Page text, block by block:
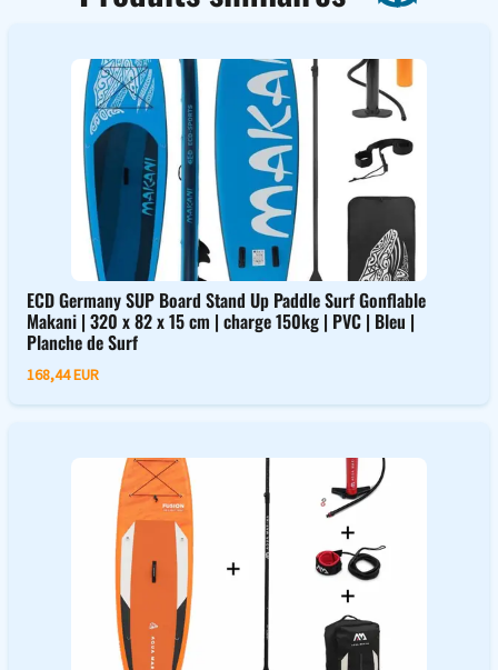
ECD Germany SUP Board Stand Up Paddle Surf Gonflable
Makani | 320 x 82 x 15 cm | charge 150kg | PVC | Bleu |
Planche de Surf
168,44 EUR